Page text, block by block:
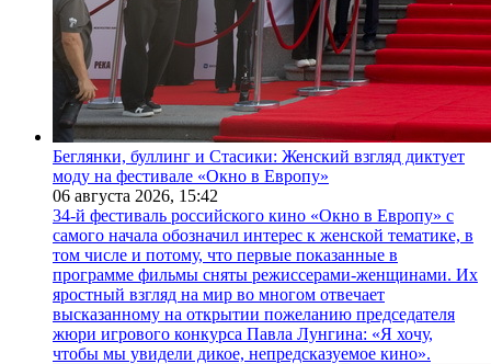
Беглянки, буллинг и Стасики: Женский взгляд диктует
моду на фестивале «Окно в Европу»
06 августа 2026, 15:42
34-й фестиваль российского кино «Окно в Европу» с
самого начала обозначил интерес к женской тематике, в
том числе и потому, что первые показанные в
программе фильмы сняты режиссерами-женщинами. Их
яростный взгляд на мир во многом отвечает
высказанному на открытии пожеланию председателя
жюри игрового конкурса Павла Лунгина: «Я хочу,
чтобы мы увидели дикое, непредсказуемое кино».